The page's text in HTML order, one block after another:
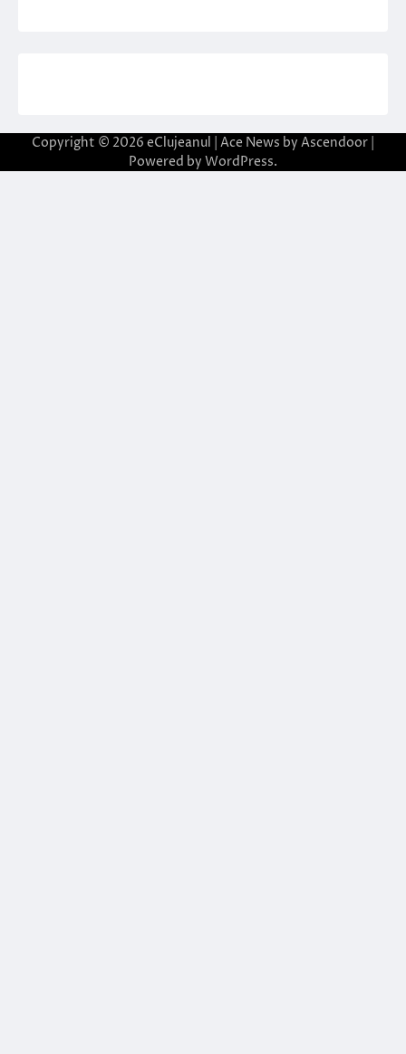
Copyright © 2026 eClujeanul | Ace News by Ascendoor
Powered by WordPress.